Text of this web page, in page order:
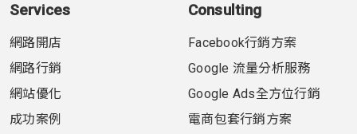
Services
網路開店
網路行銷
網站優化
成功案例
Consulting
Facebook行銷方案
Google 流量分析服務
Google Ads全方位行銷
電商包套行銷方案